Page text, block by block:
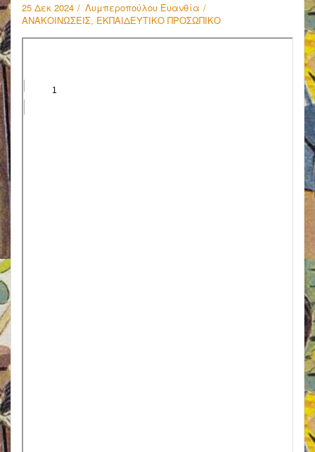
25 Δεκ 2024
Λυμπεροπούλου Ευανθία
ΑΝΑΚΟΙΝΩΣΕΙΣ, ΕΚΠΑΙΔΕΥΤΙΚΟ ΠΡΟΣΩΠΙΚΟ